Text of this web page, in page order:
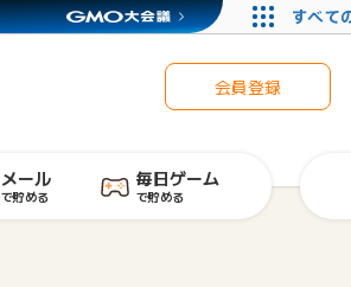
会員登録
メール
で貯める
毎日ゲーム
で貯める